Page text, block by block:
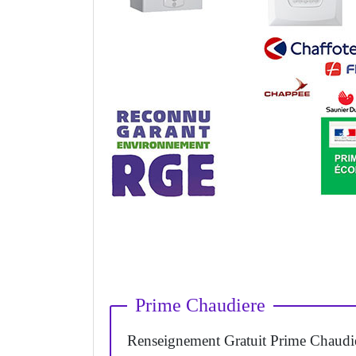
Prime Chaudiere
Renseignement Gratuit Prime